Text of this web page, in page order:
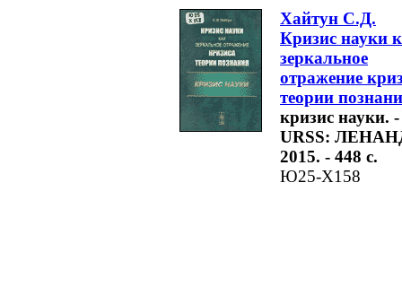
Хайтун С.Д.
Кризис науки
зеркальное
отражение
теории
кризис науки.
URSS:
2015. - 448 с.
Ю25-Х158